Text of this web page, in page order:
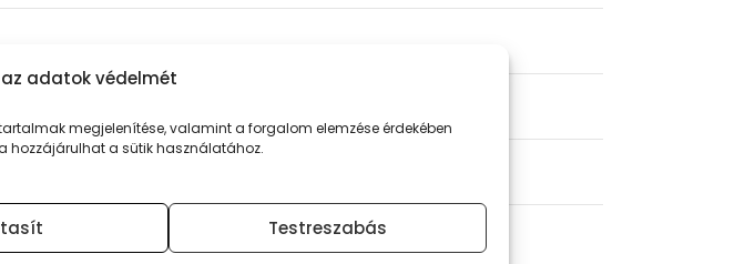
adatok védelmét
megjelenítése, valamint a forgalom elemzése érdekében
hozzájárulhat a sütik használatához.
Testreszabás